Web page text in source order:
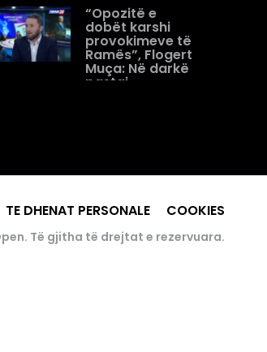
“Opozitë e
dobët karshi
provokimeve të
Ramës”, Flogert
Muça: Në darkë
pastaj
gjuhën e Ramës/
demoralizuese
“Nuk flas me
TE DHENAT PERSONALE COOKIES
Të gjitha të drejtat e rezervuara.